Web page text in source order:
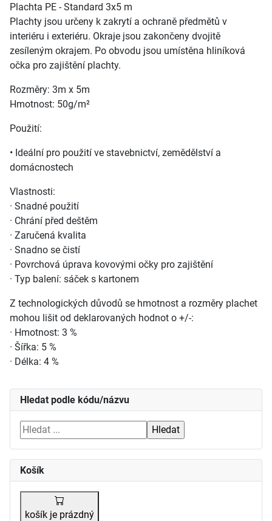
Hledat podle kódu/názvu
Košík
košík je prázdný
Plachta PE - Standard 3x5 m
Plachty jsou určeny k zakrytí a ochraně předmětů v
interiéru i exteriéru. Okraje jsou zakončeny dvojitě
zesíleným okrajem. Po obvodu jsou umístěna hliníková
očka pro zajištění plachty.
Rozměry: 3m x 5m
Hmotnost: 50g/m²
Použití:
• Ideální pro použití ve stavebnictví, zemědělství a
domácnostech
Vlastnosti:
· Snadné použití
· Chrání před deštěm
· Zaručená kvalita
· Snadno se čistí
· Povrchová úprava kovovými očky pro zajištění
· Typ balení: sáček s kartonem
Z technologických důvodů se hmotnost a rozměry plachet
mohou lišit od deklarovaných hodnot o +/-:
· Hmotnost: 3 %
· Šířka: 5 %
· Délka: 4 %